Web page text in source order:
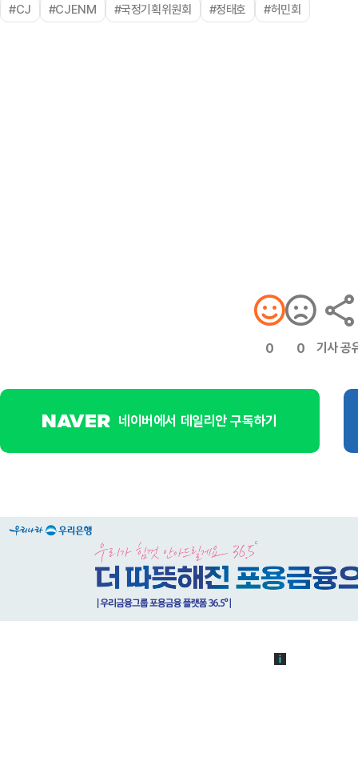
#CJ #CJENM #국정기획위원회 #정태호 #허민회
0 0 기사 공
네이버에서 데일리안 구독하기